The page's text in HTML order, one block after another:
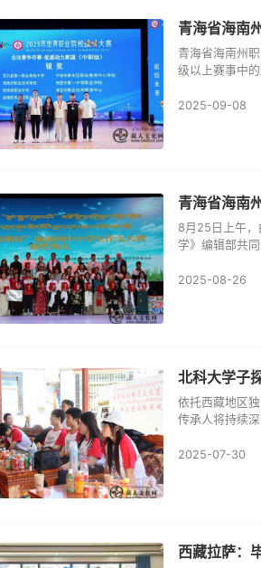
青海省海南
青海省海南州
级以上赛事中
2025-09-08
青海省海南
8月25日上午
学》编辑部共
2025-08-26
北科大学子
依托西藏地区
传承人将持续
2025-07-30
西藏拉萨：